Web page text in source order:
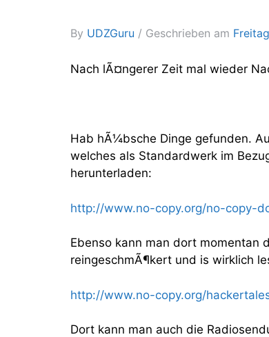
By UDZGuru Geschrieben am
Nach lÃ¤ngerer Zeit mal wieder
Hab hÃ¼bsche Dinge gefunden.
welches als Standardwerk im
herunterladen:
http://www.no-copy.org/no-copy-
Ebenso kann man dort momentan
reingeschmÃ¶kert und is wirklich
http://www.no-copy.org/
Dort kann man auch die